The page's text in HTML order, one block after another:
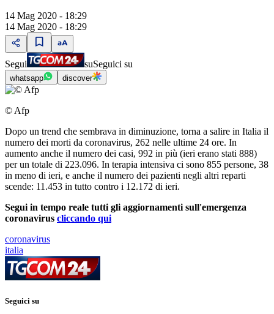
14 Mag 2020 - 18:29
14 Mag 2020 - 18:29
Segui suSeguici su
whatsapp discover
© Afp
Dopo un trend che sembrava in diminuzione, torna a salire in Italia il
numero dei morti da coronavirus, 262 nelle ultime 24 ore. In
aumento anche il numero dei casi, 992 in più (ieri erano stati 888)
per un totale di 223.096. In terapia intensiva ci sono 855 persone, 38
in meno di ieri, e anche il numero dei pazienti negli altri reparti
scende: 11.453 in tutto contro i 12.172 di ieri.
Segui in tempo reale tutti gli aggiornamenti sull'emergenza
coronavirus cliccando qui
coronavirus
italia
Seguici su